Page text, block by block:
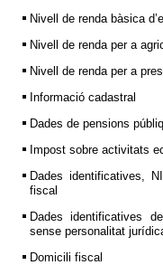
Nivell de renda bàsica
Nivell de renda per a
Nivell de renda per a
Informació cadastral
Dades de pensions
Impost sobre activitats
Dades identificatives,
fiscal
Dades identificatives
sense personalitat
Domicili fiscal